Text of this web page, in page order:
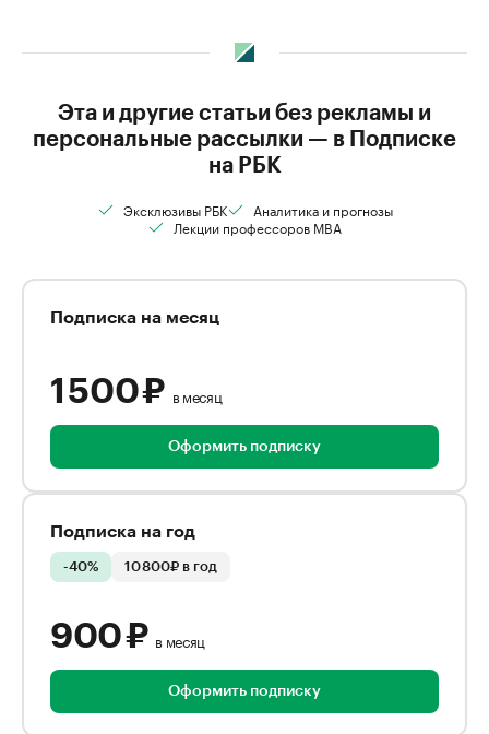
Эта и другие статьи без рекламы и
персональные рассылки — в Подписке
на РБК
Эксклюзивы РБК
Аналитика и прогнозы
Лекции профессоров MBA
Подписка на месяц
1 500 ₽ в месяц
Оформить подписку
Подписка на год
-40% 10 800₽ в год
900 ₽ в месяц
Оформить подписку